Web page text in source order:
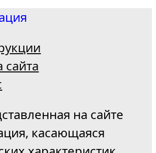
сайта
на сайте
касающаяся